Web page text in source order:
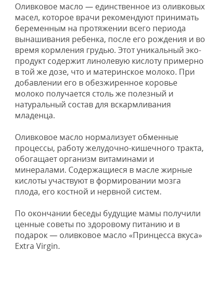
Оливковое масло — единственное из оливковых
масел, которое врачи рекомендуют принимать
беременным на протяжении всего периода
вынашивания ребенка, после его рождения и во
время кормления грудью. Этот уникальный эко-
продукт содержит линолевую кислоту примерно
в той же дозе, что и материнское молоко. При
добавлении его в обезжиренное коровье
молоко получается столь же полезный и
натуральный состав для вскармливания
младенца.
Оливковое масло нормализует обменные
процессы, работу желудочно-кишечного тракта,
обогащает организм витаминами и
минералами. Содержащиеся в масле жирные
кислоты участвуют в формировании мозга
плода, его костной и нервной систем.
По окончании беседы будущие мамы получили
ценные советы по здоровому питанию и в
подарок — оливковое масло «Принцесса вкуса»
Extra Virgin.